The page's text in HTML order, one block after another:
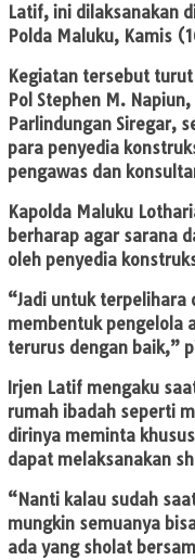
Latif, ini dilaksanakan
Polda Maluku, Kamis
Kegiatan tersebut
Pol Stephen M.
Parlindungan Siregar,
para penyedia
pengawas dan
Kapolda Maluku
berharap agar sarana
oleh penyedia
“Jadi untuk terpelihara
membentuk pengelola
terurus dengan baik,”
Irjen Latif mengaku
rumah ibadah seperti
dirinya meminta
dapat melaksanakan
“Nanti kalau sudah
mungkin semuanya
ada yang sholat